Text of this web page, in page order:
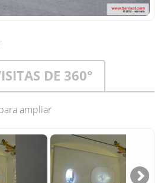
DE 360°
ampliar